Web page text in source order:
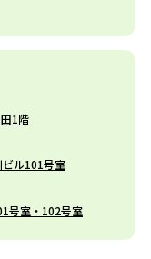
1階
ル101号室
号室・102号室